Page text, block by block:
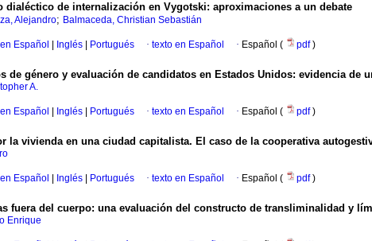
dialéctico de internalización en Vygotski: aproximaciones a un debate
Alejandro; Balmaceda, Christian Sebastián
Español Inglés Portugués · texto en Español · Español ( pdf)
de género y evaluación de candidatos en Estados Unidos: evidencia de
A.
Español Inglés Portugués · texto en Español · Español ( pdf)
la vivienda en una ciudad capitalista. El caso de la cooperativa
Español Inglés Portugués · texto en Español · Español ( pdf)
fuera del cuerpo: una evaluación del constructo de transliminalidad y
Enrique